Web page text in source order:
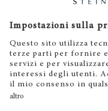
Informativa privacy
Termini e condizioni
Cookies